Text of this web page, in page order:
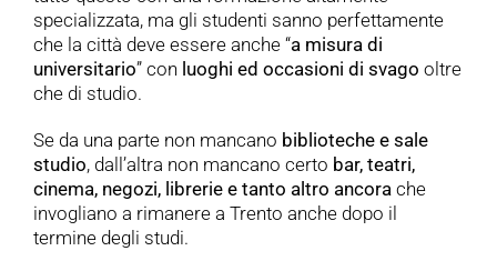
specializzata, ma gli studenti sanno perfettamente
che la città deve essere anche “a misura di
universitario” con luoghi ed occasioni di svago oltre
che di studio.
Se da una parte non mancano biblioteche e sale
studio, dall’altra non mancano certo bar, teatri,
cinema, negozi, librerie e tanto altro ancora che
invogliano a rimanere a Trento anche dopo il
termine degli studi.